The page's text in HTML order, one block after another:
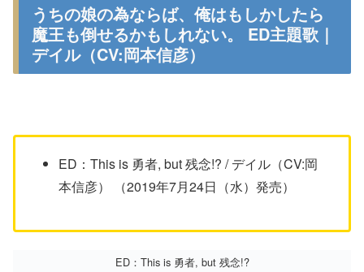
うちの娘の為ならば、俺はもしかしたら
魔王も倒せるかもしれない。 ED主題歌｜
デイル（CV:岡本信彦）
ED：This is 勇者, but 残念!? / デイル（CV:岡
本信彦） （2019年7月24日（水）発売）
ED：This is 勇者, but 残念!?